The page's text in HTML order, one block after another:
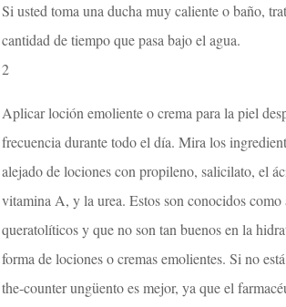
Si usted toma una ducha muy caliente o baño,
cantidad de tiempo que pasa bajo el agua.
2
Aplicar loción emoliente o crema para la piel
frecuencia durante todo el día. Mira los
alejado de lociones con propileno, salicilato, el
vitamina A, y la urea. Estos son conocidos como
queratolíticos y que no son tan buenos en la
forma de lociones o cremas emolientes. Si no
the-counter ungüento es mejor, ya que el